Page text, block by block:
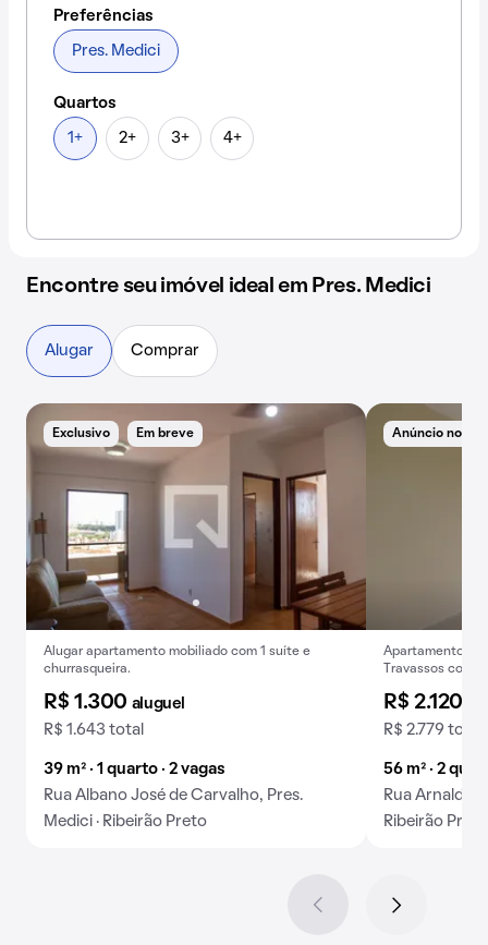
Preferências
Pres. Medici
Quartos
1+ 2+ 3+ 4+
Encontre seu imóvel ideal em Pres. Medici
Exclusivo Em breve
Alugar apartamento mobiliado com 1 suíte e
churrasqueira.
R$ 1.300 aluguel
R$ 1.643 total
39 m² · 1 quarto · 2 vagas
Rua Albano José de Carvalho, Pres.
Medici · Ribeirão Preto
Anúncio novo
Apartamento
Travassos com
R$ 2.120
R$ 2.779 total
56 m² · 2
Rua Arnaldo
Ribeirão Preto
Alugar Comprar